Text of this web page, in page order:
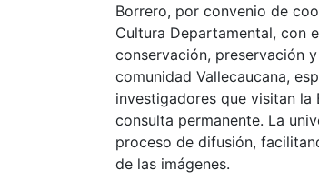
Borrero, por convenio de
Cultura Departamental, con
conservación, preservación
comunidad Vallecaucana,
investigadores que visitan
consulta permanente. La
proceso de difusión,
de las imágenes.